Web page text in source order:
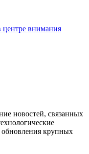
внимания
новостей, связанных
крупных